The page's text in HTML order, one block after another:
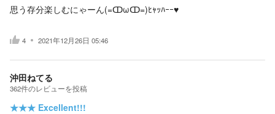
思う存分楽しむにゃーん(=ↀωↀ=)ﾋｬｯﾊｰｰ♥
4 2021年12月26日 05:46
沖田ねてる
362件のレビューを投稿
★★★ Excellent!!!